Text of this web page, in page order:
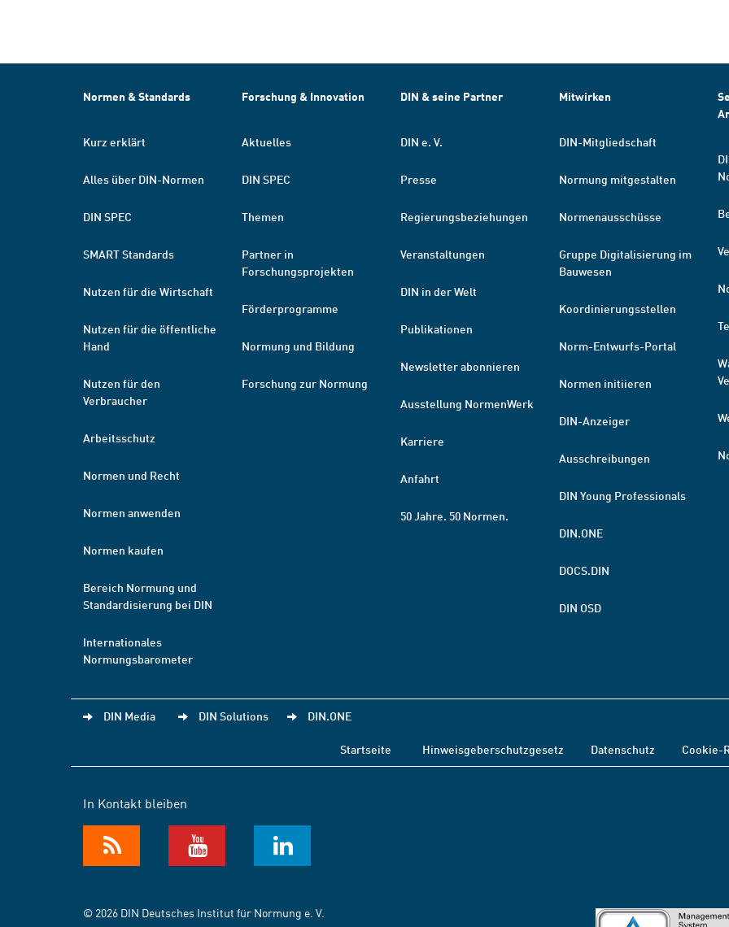
Normen & Standards
Kurz erklärt
Alles über DIN-Normen
DIN SPEC
SMART Standards
Nutzen für die Wirtschaft
Nutzen für die öffentliche
Hand
Nutzen für den
Verbraucher
Arbeitsschutz
Normen und Recht
Normen anwenden
Normen kaufen
Bereich Normung und
Standardisierung bei DIN
Internationales
Normungsbarometer
Forschung & Innovation
Aktuelles
DIN SPEC
Themen
Partner in
Forschungsprojekten
Förderprogramme
Normung und Bildung
Forschung zur Normung
DIN & seine Partner
DIN e. V.
Presse
Regierungsbeziehungen
Veranstaltungen
DIN in der Welt
Publikationen
Newsletter abonnieren
Ausstellung NormenWerk
Karriere
Anfahrt
50 Jahre. 50 Normen.
Mitwirken
DIN-Mitgliedschaft
Normung mitgestalten
Normenausschüsse
Gruppe Digitalisierung im
Bauwesen
Koordinierungsstellen
Norm-Entwurfs-Portal
Normen initiieren
DIN-Anzeiger
Ausschreibungen
DIN Young Professionals
DIN.ONE
DOCS.DIN
DIN OSD
DIN Media DIN Solutions DIN.ONE
Startseite Hinweisgeberschutzgesetz Datenschutz Cookie-
In Kontakt bleiben
© 2026 DIN Deutsches Institut für Normung e. V.